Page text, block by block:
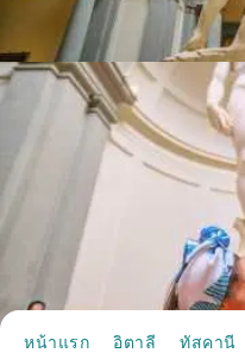
หน้าแรก อิตาลี ทัสคานี